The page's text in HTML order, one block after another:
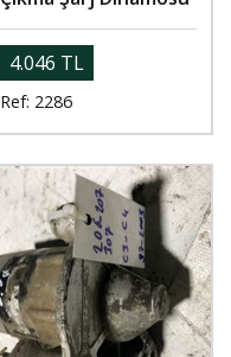
4.046 TL
Ref: 2286